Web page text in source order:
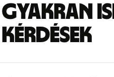
Gyakran
kérdések